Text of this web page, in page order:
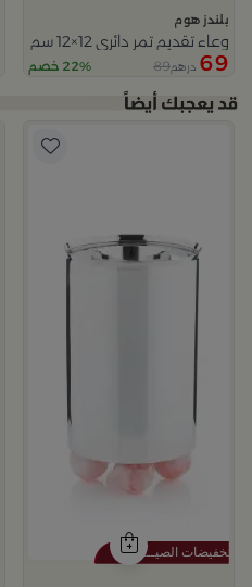
بلندز هوم
وعاء تقديم تمر دائري 12×12 سم أبيض وأزرق من الخزف الحجري بغطاء من أزوريا
69 درهم89 22% خصم